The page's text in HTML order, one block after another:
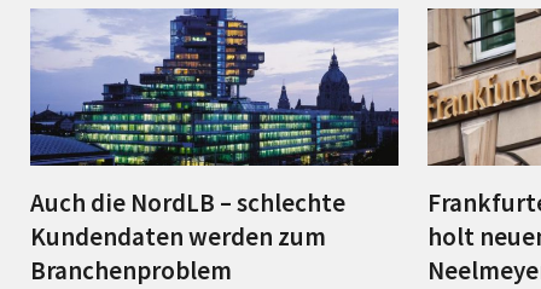
Auch die NordLB – schlechte
Kundendaten werden zum
Branchenproblem
holt